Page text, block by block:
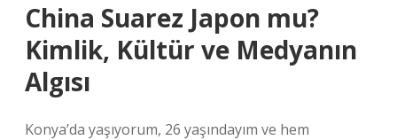
China Suarez Japon mu?
Kimlik, Kültür ve Medyanın
Algısı
Konya’da yaşıyorum, 26 yaşındayım ve hem